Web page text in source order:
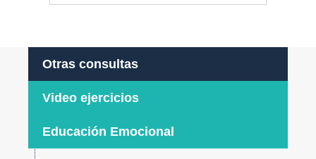
Otras consultas
Video ejercicios
Educación Emocional